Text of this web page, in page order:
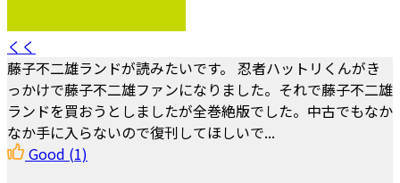
くく
藤子不二雄ランドが読みたいです。 忍者ハットリくんがき
っかけで藤子不二雄ファンになりました。それで藤子不二雄
ランドを買おうとしましたが全巻絶版でした。中古でもなか
なか手に入らないので復刊してほしいで...
Good (1)